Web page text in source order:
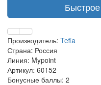
Производитель: Tefia
Страна: Россия
Линия: Mypoint
Артикул: 60152
Бонусные баллы: 2